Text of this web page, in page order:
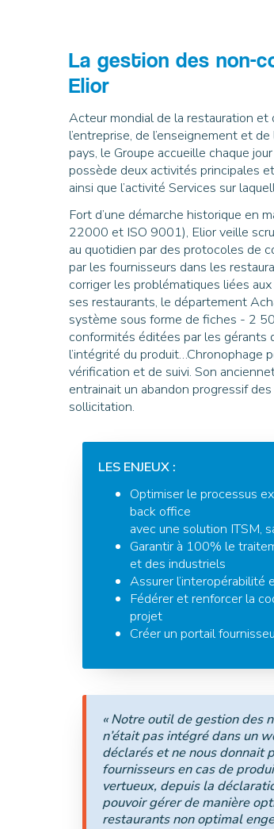
La gestion des non-
Elior
Acteur mondial de la restauration et
l’entreprise, de l’enseignement et
pays, le Groupe accueille chaque
possède deux activités principales
ainsi que l’activité Services sur
Fort d’une démarche historique en
22000 et ISO 9001), Elior veille
au quotidien par des protocoles de
par les fournisseurs dans les
corriger les problématiques liées
ses restaurants, le département
système sous forme de fiches - 2
conformités éditées par les gérants
l’intégrité du produit…Chronophage
vérification et de suivi. Son
entrainait un abandon progressif
sollicitation.
LES ENJEUX :
Optimiser le processus
back office
avec une solution ITSM,
Garantir à 100% le
et des industriels
Assurer
Fédérer et renforcer la
projet
Créer un portail
« Notre outil de gestion des
n’était pas intégré dans un
déclarés et ne nous donnait
fournisseurs en cas de
vertueux, depuis la
pouvoir gérer de manière
restaurants non optimal